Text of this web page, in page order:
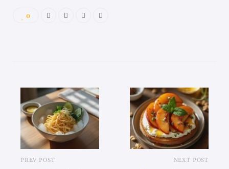
0
PREV POST NEXT POST